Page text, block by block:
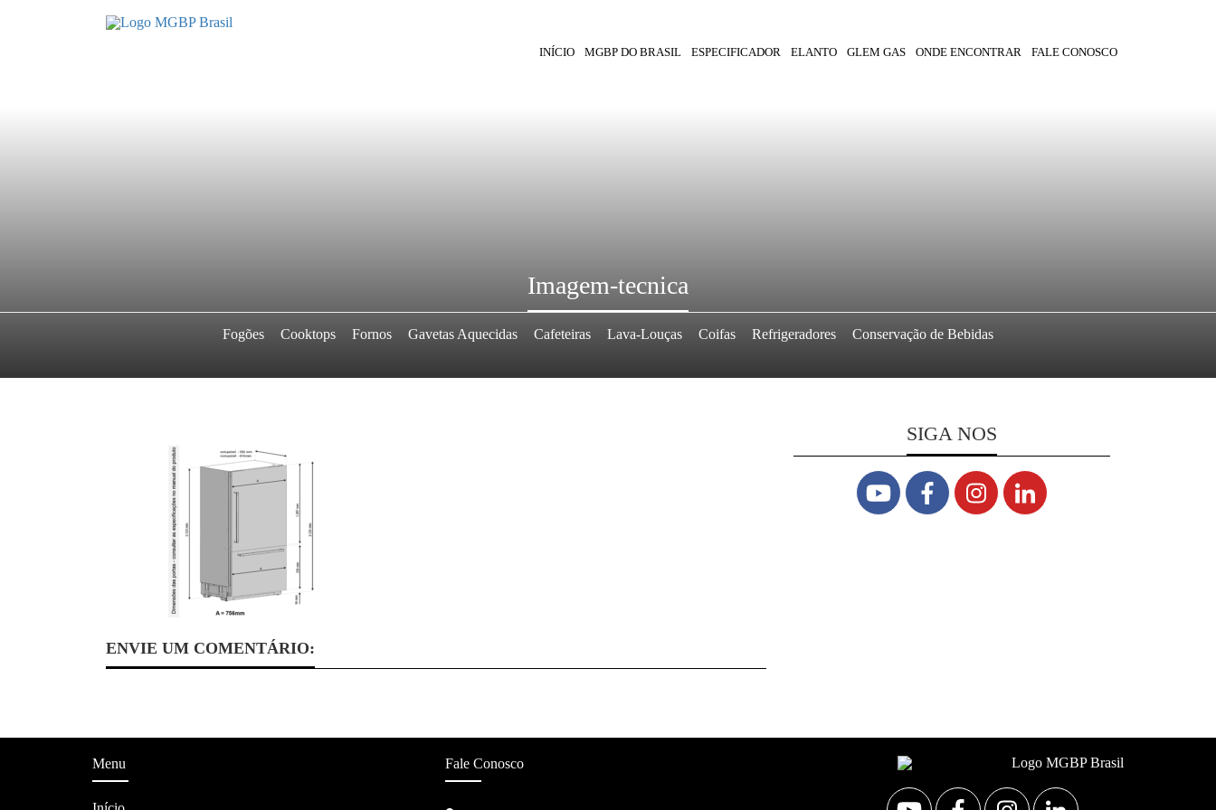
INÍCIO MGBP DO BRASIL ESPECIFICADOR ELANTO GLEM GAS ONDE ENCONTRAR FALE CONOSCO
Imagem-tecnica
Fogões Cooktops Fornos Gavetas Aquecidas Cafeteiras Lava-Louças Coifas Refrigeradores Conservação de Bebidas
ENVIE UM COMENTÁRIO:
SIGA NOS
Menu Fale Conosco